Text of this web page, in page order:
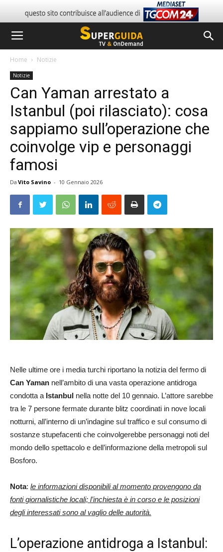
Home Notizie
Notizie
Can Yaman arrestato a
Istanbul (poi rilasciato): cosa
sappiamo sull’operazione che
coinvolge vip e personaggi
famosi
Da Vito Savino - 10 Gennaio 2026
Nelle ultime ore i media turchi riportano la notizia del fermo di
Can Yaman nell’ambito di una vasta operazione antidroga
condotta a Istanbul nella notte del 10 gennaio. L’attore sarebbe
tra le 7 persone fermate durante blitz coordinati in nove locali
notturni, all’interno di un’indagine sul traffico e sul consumo di
sostanze stupefacenti che coinvolgerebbe personaggi noti del
mondo dello spettacolo e dell’informazione della metropoli sul
Bosforo.
Nota: le informazioni disponibili al momento provengono da
fonti giornalistiche locali; l’inchiesta è in corso e le posizioni
degli interessati sono al vaglio delle autorità.
L’operazione antidroga a Istanbul: